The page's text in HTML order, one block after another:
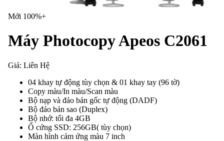
Mới 100%+
Máy Photocopy Apeos C2061
Giá: Liên Hệ
04 khay tự động tùy chọn & 01 khay tay (96 tờ)
Copy màu/In màu/Scan màu
Bộ nạp và đảo bản gốc tự động (DADF)
Bộ đảo bản sao (Duplex)
Bộ nhớ: tối đa 4GB
Ổ cứng SSD: 256GB( tùy chọn)
Màn hình cảm ứng màu 7 inch